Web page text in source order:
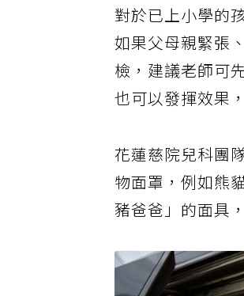
對於已上小學的
如果父母親緊張
檢，建議老師可
也可以發揮效果
花蓮慈院兒科團
物面罩，例如熊
豬爸爸」的面具